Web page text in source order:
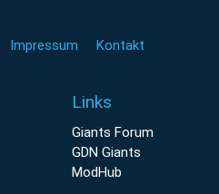
Impressum Kontakt
Links
Giants Forum
GDN Giants
ModHub